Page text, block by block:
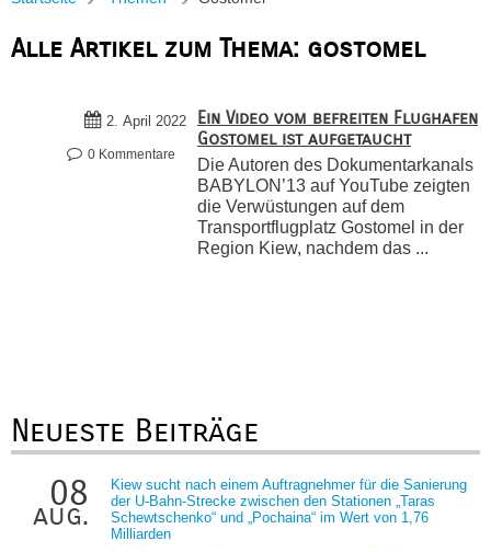
Alle Artikel zum Thema: gostomel
2. April 2022
0 Kommentare
Ein Video vom befreiten Flughafen
Gostomel ist aufgetaucht
Die Autoren des Dokumentarkanals
BABYLON’13 auf YouTube zeigten
die Verwüstungen auf dem
Transportflugplatz Gostomel in der
Region Kiew, nachdem das ...
Neueste Beiträge
08
aug.
Kiew sucht nach einem Auftragnehmer für die Sanierung
der U-Bahn-Strecke zwischen den Stationen „Taras
Schewtschenko“ und „Pochaina“ im Wert von 1,76
Milliarden